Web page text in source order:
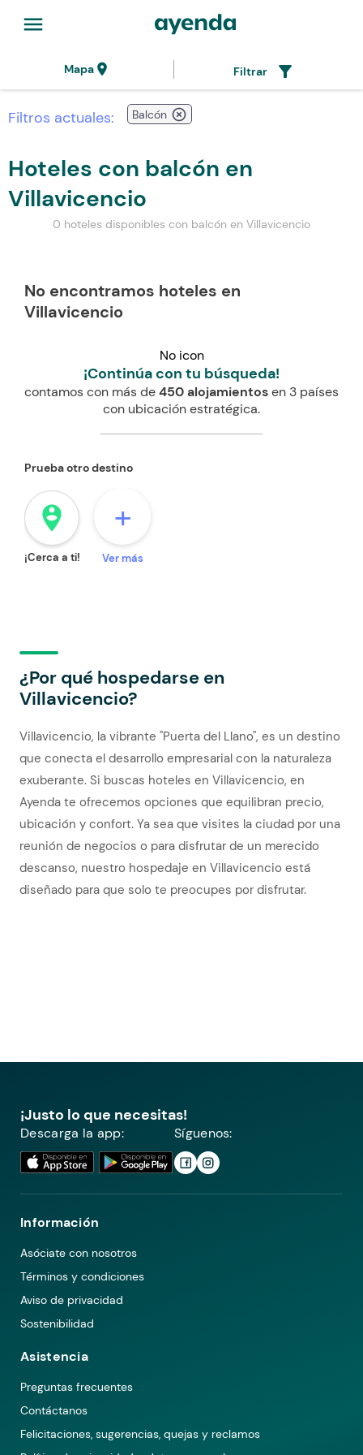
menu
Mapalocation_on Filtrar filter_alt
Filtros actuales: Balcón highlight_off
Hoteles con balcón en
Villavicencio
0 hoteles disponibles con balcón en Villavicencio
No encontramos hoteles en
Villavicencio
No icon
¡Continúa con tu búsqueda!
contamos con más de450 alojamientosen 3 países
con ubicación estratégica.
Prueba otro destino
person_pin_circle
¡Cerca a ti!
+
Ver más
¿Por qué hospedarse en
Villavicencio?
Villavicencio, la vibrante "Puerta del Llano", es un destino
que conecta el desarrollo empresarial con la naturaleza
exuberante. Si buscas hoteles en Villavicencio, en
Ayenda te ofrecemos opciones que equilibran precio,
ubicación y confort. Ya sea que visites la ciudad por una
reunión de negocios o para disfrutar de un merecido
descanso, nuestro hospedaje en Villavicencio está
diseñado para que solo te preocupes por disfrutar.
¡Justo lo que necesitas!
Descarga la app: Síguenos:
Información
Asóciate con nosotros
Términos y condiciones
Aviso de privacidad
Sostenibilidad
Asistencia
Preguntas frecuentes
Contáctanos
Felicitaciones, sugerencias, quejas y reclamos